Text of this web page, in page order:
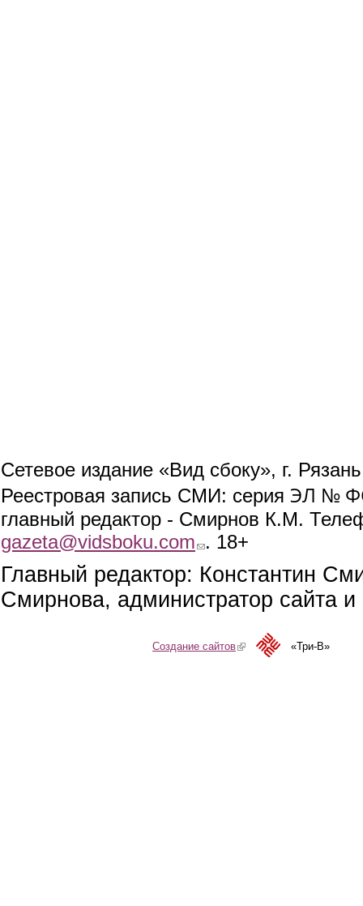
Сетевое издание «Вид сбоку», г.
Реестровая запись СМИ: серия ЭЛ №
главный редактор - Смирнов К.М.
gazeta@vidsboku.com (link sends e-mail)
. 18+
Главный редактор: Константин
Смирнова, администратор сайта
Создание сайтов(link is external)«Три-В»